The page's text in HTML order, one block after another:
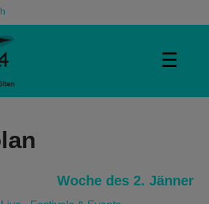
☰
Woche des 2. Jänner